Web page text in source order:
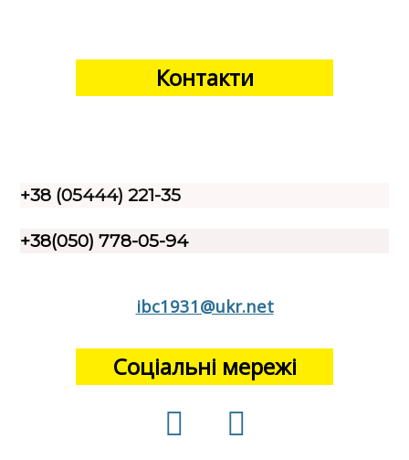
Контакти
+38 (05444) 221-35
+38(050) 778-05-94
ibc1931@ukr.net
Соціальні мережі